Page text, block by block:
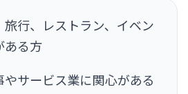
行、レストラン、イベン
ある方
サービス業に関心がある